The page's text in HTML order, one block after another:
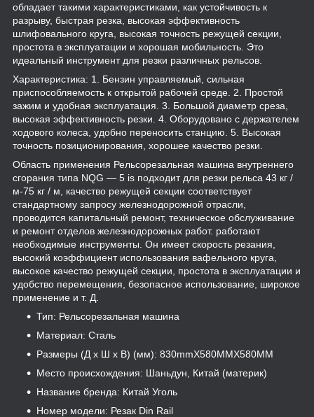
обладает такими характеристиками, как устойчивость к
разрыву, быстрая резка, высокая эффективность
шлифовального круга, высокая точность режущей секции,
простота в эксплуатации и хорошая мобильность. Это
идеальный инструмент для резки различных рельсов.
Характеристика: 1. Бензин управляемый, сильная
приспособляемость к открытой рабочей среде. 2. Простой
зажим и удобная эксплуатация. 3. Большой диаметр среза,
высокая эффективность резки. 4. Оборудовано с держателем
ходового колеса, удобно переносить станцию. 5. Высокая
точность позиционирования, хорошее качество резки.
Область применения Рельсорезальная машина внутреннего
сгорания типа NQG — 5 is подходит для резки рельса 43 кг /
м-75 кг / м, качество режущей секции соответствует
стандартному запросу железнодорожной отрасли,
проводится капитальный ремонт, техническое обслуживание
и ремонт отделов железнодорожных работ. работают
необходимые инструменты. Он имеет скорость резания,
высокий коэффициент использования вафельного круга,
высокое качество режущей секции, простота в эксплуатации и
удобство перемещения, безопасное использование, широкое
применение и т. Д.
Тип: Рельсорезальная машина
Материал: Сталь
Размеры (Д х Ш х В) (мм): 830mmX580MMX580MM
Место происхождения: Шаньдун, Китай (материк)
Название бренда: Китай Уголь
Номер модели: Резак Din Rail